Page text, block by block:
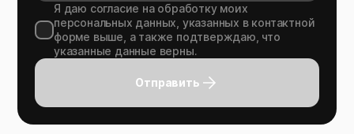
Я даю согласие на обработку моих
персональных данных, указанных в контактной
форме выше, а также подтверждаю, что
указанные данные верны.
Отправить